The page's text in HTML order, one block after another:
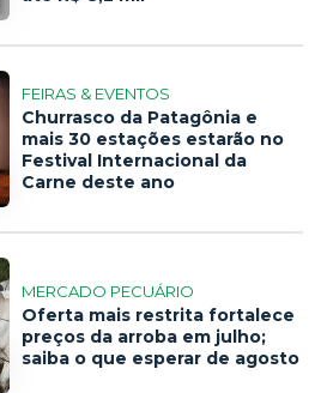
FEIRAS & EVENTOS
Churrasco da Patagônia e
mais 30 estações estarão no
Festival Internacional da
Carne deste ano
MERCADO PECUÁRIO
Oferta mais restrita fortalece
preços da arroba em julho;
saiba o que esperar de agosto